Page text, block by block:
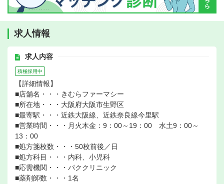
求人情報
求人内容
積極採用中
【詳細情報】
■店舗名・・・きむらファーマシー
■所在地・・・大阪府大阪市生野区
■最寄駅・・・近鉄大阪線、近鉄奈良線今里駅
■営業時間・・・月火木金：9：00～19：00 水土9：00～
13：00
■処方箋枚数・・・50枚前後／日
■処方科目・・・内科、小児科
■応需機関・・・パククリニック
■薬剤師数・・・1名